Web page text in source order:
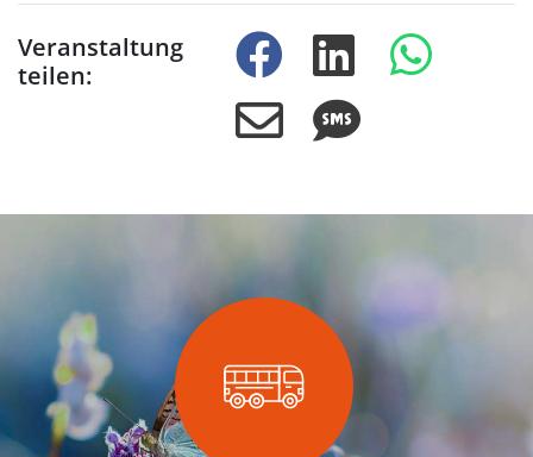
Veranstaltung
teilen: